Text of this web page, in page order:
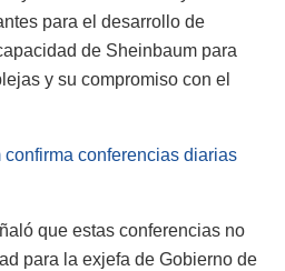
para el desarrollo de
de Sheinbaum para
y su compromiso con el
confirma conferencias diarias
que estas conferencias no
para la exjefa de Gobierno de